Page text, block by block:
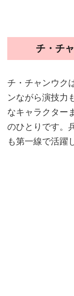
チ・チ
チ・チャンウク
ンながら演技力
なキャラクター
のひとりです。
も第一線で活躍